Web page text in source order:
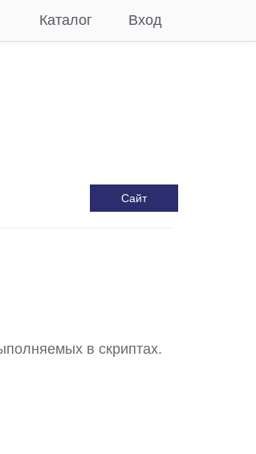
Вход
Каталог
Сайт
в скриптах.